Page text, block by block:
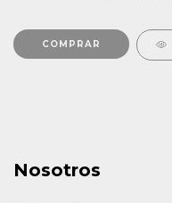
COMPRAR
Nosotros